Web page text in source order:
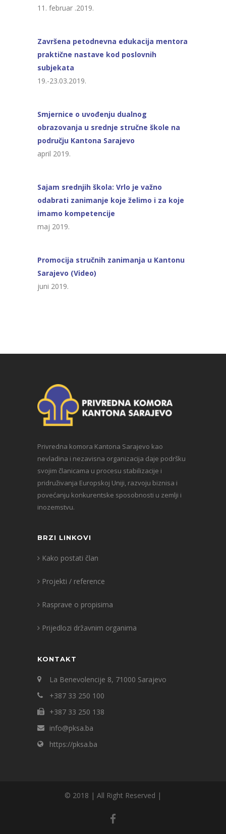
11. februar .2019.
Završena petodnevna edukacija mentora
praktične nastave kod poslovnih
subjekata
19.-23.03.2019.
Smjernice o uvođenju dualnog
obrazovanja u srednje stručne škole na
području Kantona Sarajevo
april 2019.
Sajam srednjih škola: Vrlo je važno
odabrati zanimanje koje želimo i za koje
imamo kompetencije
maj 2019.
Promocija stručnih zanimanja u Kantonu
Sarajevo (Video)
juni 2019.
Privredna komora Kantona Sarajevo kao
nevladina i nezavisna organizacija daje podršku
svojim članicama u procesu stabilizacije i
pridruživanja Europskoj Uniji, razvoju biznisa i
povećanju konkurentske sposobnosti u zemlji i
inozemstvu.
BRZI LINKOVI
Kako postati član
Projekti / reference
Rasprave o propisima
Prijedlozi državnim organima
KONTAKT
La Benevolencije 8, 71000 Sarajevo
+387 33 250 100
+387 33 250 138
info@pksa.ba
https://pksa.ba
© 2018 | All Right Reserved |